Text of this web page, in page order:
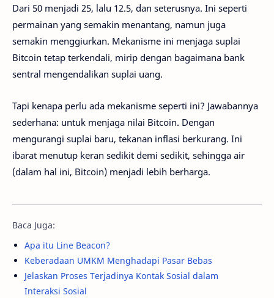
Dari 50 menjadi 25, lalu 12.5, dan seterusnya. Ini seperti
permainan yang semakin menantang, namun juga
semakin menggiurkan. Mekanisme ini menjaga suplai
Bitcoin tetap terkendali, mirip dengan bagaimana bank
sentral mengendalikan suplai uang.
Tapi kenapa perlu ada mekanisme seperti ini? Jawabannya
sederhana: untuk menjaga nilai Bitcoin. Dengan
mengurangi suplai baru, tekanan inflasi berkurang. Ini
ibarat menutup keran sedikit demi sedikit, sehingga air
(dalam hal ini, Bitcoin) menjadi lebih berharga.
Baca Juga:
Apa itu Line Beacon?
Keberadaan UMKM Menghadapi Pasar Bebas
Jelaskan Proses Terjadinya Kontak Sosial dalam
Interaksi Sosial